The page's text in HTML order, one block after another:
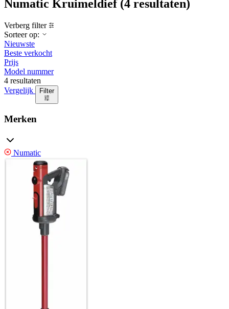
Numatic Kruimeldief(4 resultaten)
Verberg filter
Sorteer op:
Nieuwste
Beste verkocht
Prijs
Model nummer
4 resultaten
Vergelijk
Filter
Merken
Numatic